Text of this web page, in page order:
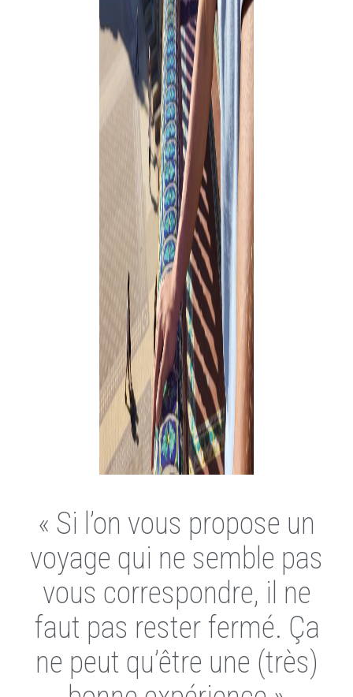
« Si l’on vous propose un
voyage qui ne semble pas
vous correspondre, il ne
faut pas rester fermé. Ça
ne peut qu’être une (très)